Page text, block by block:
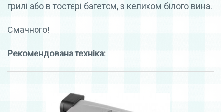
грилі або в тостері багетом, з келихом білого вина.
Смачного!
Рекомендована техніка: